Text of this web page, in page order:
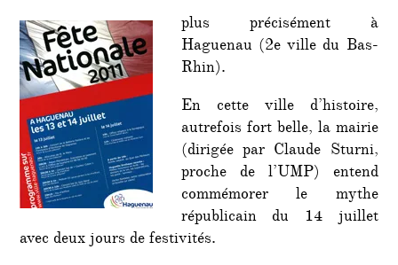
plus précisément à
Haguenau (2e ville du Bas-
Rhin).
En cette ville d’histoire,
autrefois fort belle, la mairie
(dirigée par Claude Sturni,
proche de l’UMP) entend
commémorer le mythe
républicain du 14 juillet
avec deux jours de festivités.